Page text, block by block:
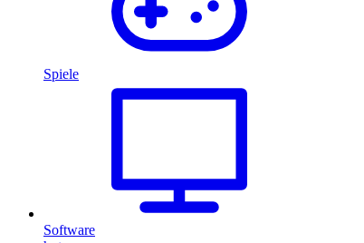
Spiele
Software